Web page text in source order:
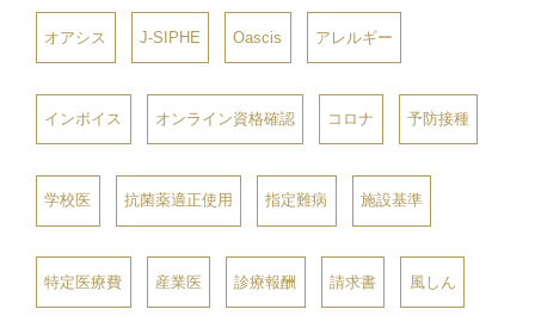
オアシス J-SIPHE Oascis アレルギー
インボイス オンライン資格確認 コロナ 予防接種
学校医 抗菌薬適正使用 指定難病 施設基準
特定医療費 産業医 診療報酬 請求書 風しん